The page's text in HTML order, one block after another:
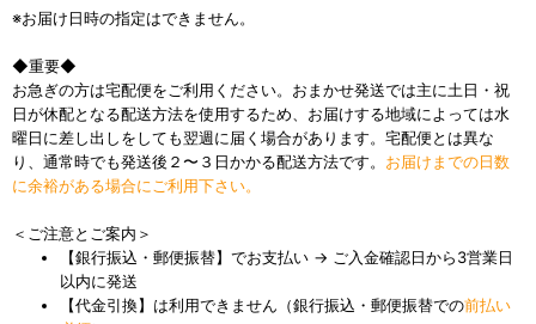
※お届け日時の指定はできません。
◆重要◆
お急ぎの方は宅配便をご利用ください。おまかせ発送では主に土日・祝
日が休配となる配送方法を使用するため、お届けする地域によっては水
曜日に差し出しをしても翌週に届く場合があります。宅配便とは異な
り、通常時でも発送後２〜３日かかる配送方法です。 お届けまでの日数
に余裕がある場合にご利用下さい。
＜ご注意とご案内＞
【銀行振込・郵便振替】でお支払い → ご入金確認日から3営業日
以内に発送
【代金引換】は利用できません（銀行振込・郵便振替での前払い